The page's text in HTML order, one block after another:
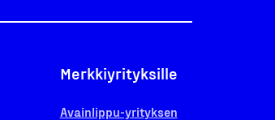
Merkkiyrityksille
Avainlippu-yrityksen